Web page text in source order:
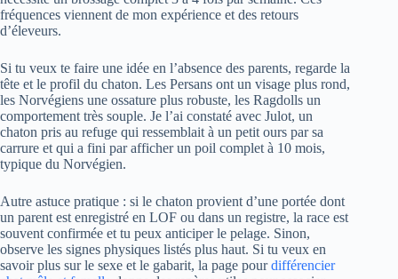
fréquences viennent de mon expérience et des retours
d’éleveurs.
Si tu veux te faire une idée en l’absence des parents, regarde la
tête et le profil du chaton. Les Persans ont un visage plus rond,
les Norvégiens une ossature plus robuste, les Ragdolls un
comportement très souple. Je l’ai constaté avec Julot, un
chaton pris au refuge qui ressemblait à un petit ours par sa
carrure et qui a fini par afficher un poil complet à 10 mois,
typique du Norvégien.
Autre astuce pratique : si le chaton provient d’une portée dont
un parent est enregistré en LOF ou dans un registre, la race est
souvent confirmée et tu peux anticiper le pelage. Sinon,
observe les signes physiques listés plus haut. Si tu veux en
savoir plus sur le sexe et le gabarit, la page pourdifférencier